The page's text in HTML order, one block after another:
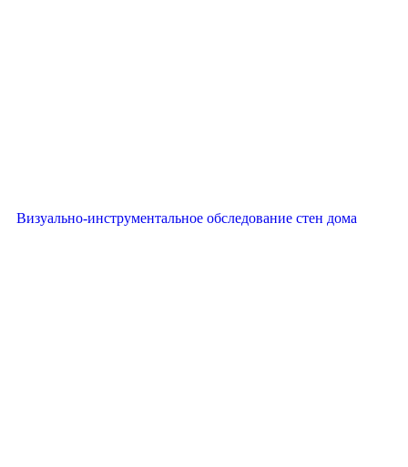
Визуально-инструментальное обследование стен дома